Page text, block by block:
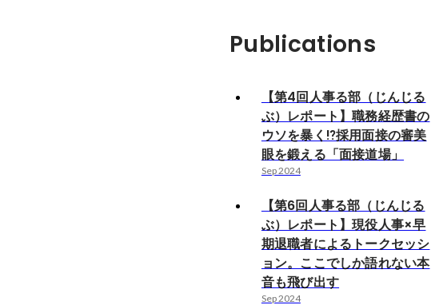
Publications
【第4回人事る部（じんじる
ぶ）レポート】職務経歴書の
ウソを暴く⁉️採用面接の審美
眼を鍛える「面接道場」
Sep 2024
【第6回人事る部（じんじる
ぶ）レポート】現役人事×早
期退職者によるトークセッシ
ョン。ここでしか語れない本
音も飛び出す
Sep 2024